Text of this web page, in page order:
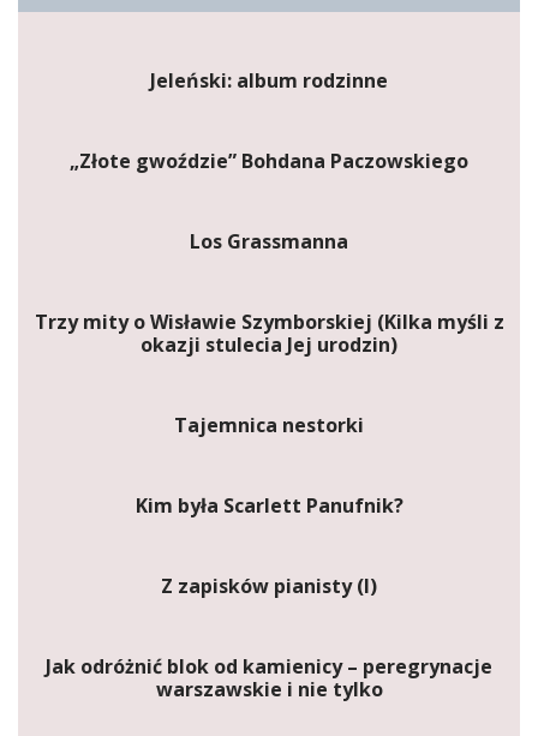
Jeleński: album rodzinne
„Złote gwoździe” Bohdana Paczowskiego
Los Grassmanna
Trzy mity o Wisławie Szymborskiej (Kilka myśli z
okazji stulecia Jej urodzin)
Tajemnica nestorki
Kim była Scarlett Panufnik?
Z zapisków pianisty (I)
Jak odróżnić blok od kamienicy – peregrynacje
warszawskie i nie tylko